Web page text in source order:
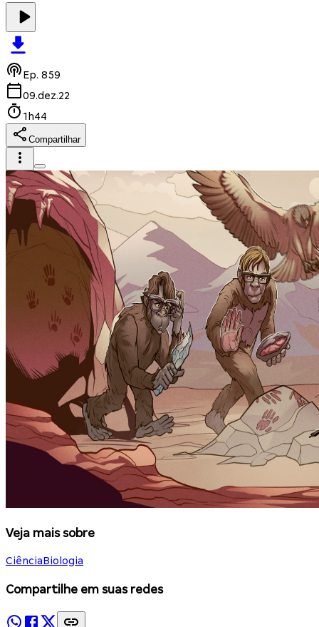
Ep. 859
09.dez.22
1h44
Compartilhar
Veja mais sobre
CiênciaBiologia
Compartilhe em suas redes